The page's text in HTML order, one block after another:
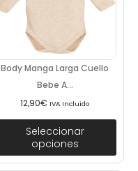
Body Manga Larga Cuello
Bebe A...
12,90€ IVA Incluido
Seleccionar
opciones